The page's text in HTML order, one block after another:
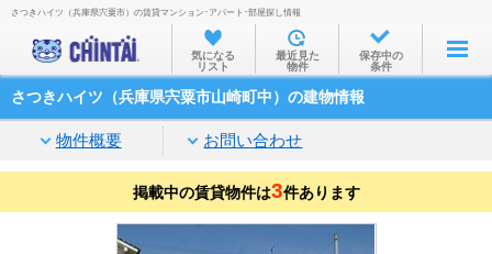
お部屋を探す
沿線・駅から
住所から
家賃相場から
通勤通学時間から
さつきハイツ（兵庫県宍粟市）の賃貸マンション･アパート･部屋探し情報
気になる
リスト
最近見た
物件
保存中の
条件
さつきハイツ（兵庫県宍粟市山崎町中）の建物情報
物件概要 お問い合わせ
掲載中の賃貸物件は3件あります